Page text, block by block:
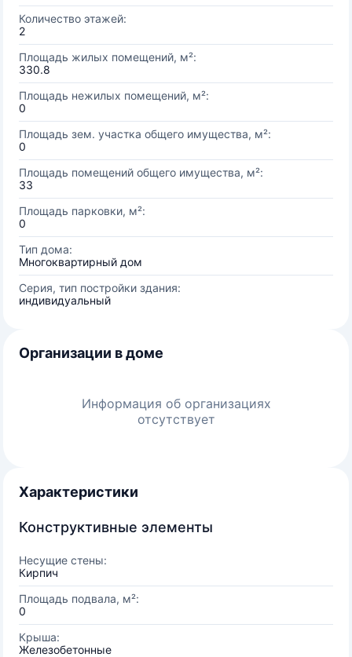
Количество этажей:
2
Площадь жилых помещений, м²:
330.8
Площадь нежилых помещений, м²:
0
Площадь зем. участка общего имущества, м²:
0
Площадь помещений общего имущества, м²:
33
Площадь парковки, м²:
0
Тип дома:
Многоквартирный дом
Серия, тип постройки здания:
индивидуальный
Организации в доме
Информация об организациях
отсутствует
Характеристики
Конструктивные элементы
Несущие стены:
Кирпич
Площадь подвала, м²:
0
Крыша:
Железобетонные